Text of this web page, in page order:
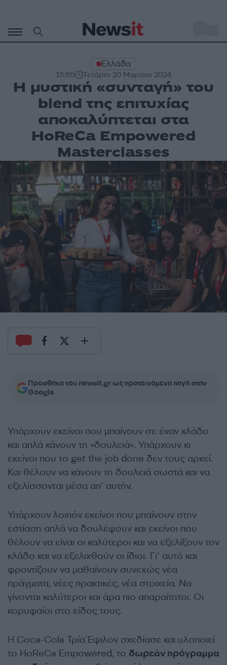
περιεχόμενο
Ελλάδα
15:55 Τετάρτη 20 Μαρτίου 2024
Η μυστική «συνταγή» του
blend της επιτυχίας
αποκαλύπτεται στα
HoReCa Empowered
Masterclasses
Προσθήκη του newsit.gr ως προτεινόμενη πηγή στην
Google
Υπάρχουν εκείνοι που μπαίνουν σε έναν κλάδο
και απλά κάνουν τη «δουλειά». Υπάρχουν κι
εκείνοι που το get the job done δεν τους αρκεί.
Και θέλουν να κάνουν τη δουλειά σωστά και να
εξελίσσονται μέσα απ’ αυτήν.
Υπάρχουν λοιπόν εκείνοι που μπαίνουν στην
εστίαση απλά να δουλέψουν και εκείνοι που
θέλουν να είναι οι καλύτεροι και να εξελίξουν τον
κλάδο και να εξελιχθούν οι ίδιοι. Γι’ αυτό και
φροντίζουν να μαθαίνουν συνεχώς νέα
πράγματα, νέες πρακτικές, νέα στοιχεία. Να
γίνονται καλύτεροι και άρα πιο απαραίτητοι. Οι
κορυφαίοι στο είδος τους.
Η Coca-Cola Τρία Έψιλον σχεδίασε και υλοποιεί
το HoReCa Empowered, το δωρεάν πρόγραμμα